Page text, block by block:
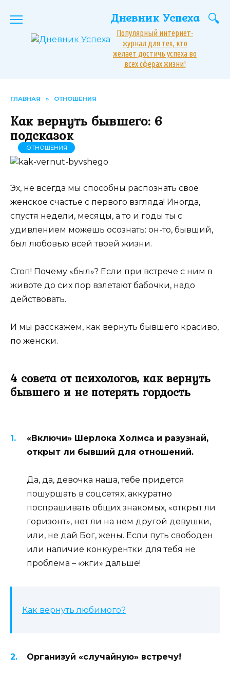
Дневник Успеха
Популярный интернет-
журнал для тех, кто
желает достичь успеха во
всех сферах жизни!
ГЛАВНАЯ » ОТНОШЕНИЯ
Как вернуть бывшего: 6
подсказок
ОТНОШЕНИЯ
Эх, не всегда мы способны распознать свое
женское счастье с первого взгляда! Иногда,
спустя недели, месяцы, а то и годы ты с
удивлением можешь осознать: он-то, бывший,
был любовью всей твоей жизни.
Стоп! Почему «был»? Если при встрече с ним в
животе до сих пор взлетают бабочки, надо
действовать.
И мы расскажем, как вернуть бывшего красиво,
по женски.
4 совета от психологов, как вернуть
бывшего и не потерять гордость
«Включи» Шерлока Холмса и разузнай,
открыт ли бывший для отношений.
Да, да, девочка наша, тебе придется
пошуршать в соцсетях, аккуратно
поспрашивать общих знакомых, «открыт ли
горизонт», нет ли на нем другой девушки,
или, не дай Бог, жены. Если путь свободен
или наличие конкурентки для тебя не
проблема – «жги» дальше!
Как вернуть любимого?
Организуй «случайную» встречу!